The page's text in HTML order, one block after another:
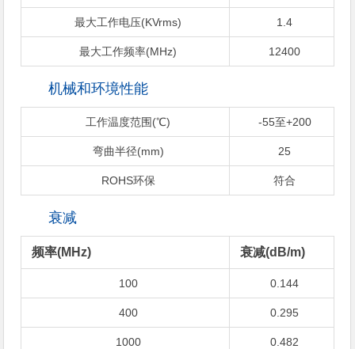
最大工作电压(KVrms) 1.4
最大工作频率(MHz) 12400
机械和环境性能
工作温度范围(℃) -55至+200
弯曲半径(mm) 25
ROHS环保 符合
衰减
频率(MHz) 衰减(dB/m)
100 0.144
400 0.295
1000 0.482